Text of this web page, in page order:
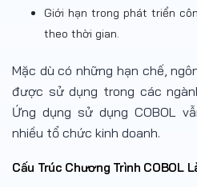
Giới hạn trong phát triển
theo thời gian.
Mặc dù có những hạn chế,
được sử dụng trong các
Ứng dụng sử dụng COBOL
nhiều tổ chức kinh doanh.
Cấu Trúc Chương Trình COBOL